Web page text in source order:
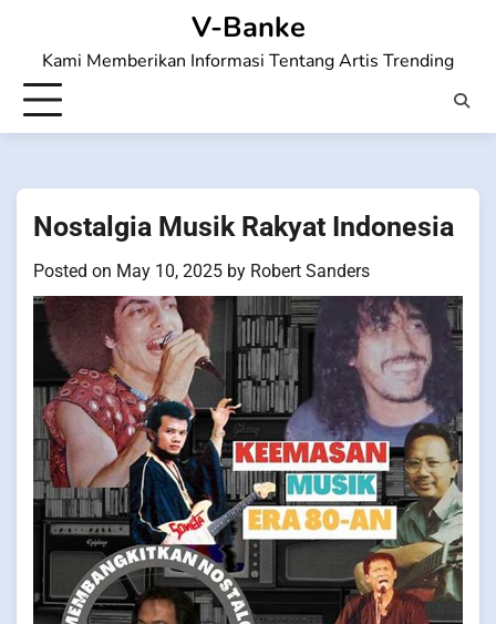
content
V-Banke
Kami Memberikan Informasi Tentang Artis Trending
Nostalgia Musik Rakyat Indonesia
Posted on May 10, 2025 by Robert Sanders